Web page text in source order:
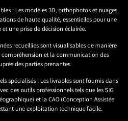
: Les modèles 3D, orthophotos et nuages
de haute qualité, essentielles pour une
une prise de décision éclairée.
recueillies sont visualisables de manière
et la communication des
des parties prenantes.
spécialisés : Les livrables sont fournis dans
des outils professionnels tels que les SIG
et la CAO (Conception Assistée
une exploitation technique facile.